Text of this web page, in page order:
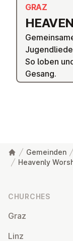
GRAZ
So loben
Gesang.
Gemeinden
Heavenly
CHURCHES
Graz
Linz